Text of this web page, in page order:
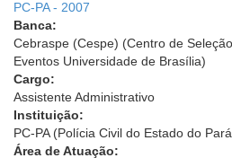
PC-PA - 2007
Banca:
Cebraspe (Cespe) (Centro de
Eventos Universidade de Brasília)
Cargo:
Assistente Administrativo
Instituição:
PC-PA (Polícia Civil do Estado do
Área de Atuação: